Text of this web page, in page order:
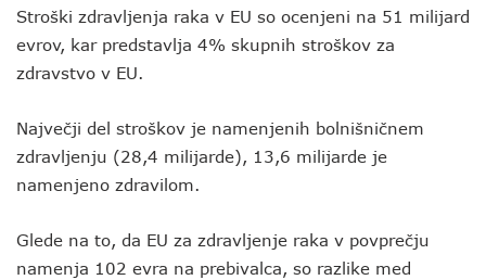
Stroški zdravljenja raka v EU so ocenjeni na 51 milijard
evrov, kar predstavlja 4% skupnih stroškov za
zdravstvo v EU.
Največji del stroškov je namenjenih bolnišničnem
zdravljenju (28,4 milijarde), 13,6 milijarde je
namenjeno zdravilom.
Glede na to, da EU za zdravljenje raka v povprečju
namenja 102 evra na prebivalca, so razlike med